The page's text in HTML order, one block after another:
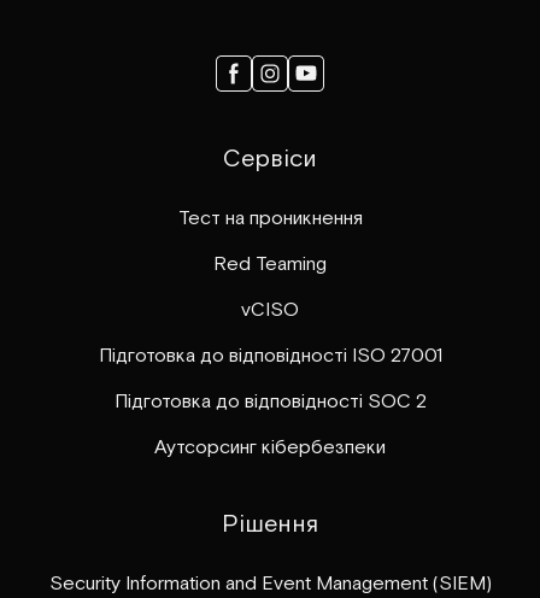
Сервіси
Тест на проникнення
Red Teaming
vCISO
Підготовка до відповідності ISO 27001
Підготовка до відповідності SOC 2
Аутсорсинг кібербезпеки
Рішення
Security Information and Event Management (SIEM)